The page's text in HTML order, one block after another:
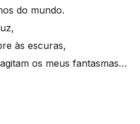
do mundo.
às escuras,
os meus fantasmas…